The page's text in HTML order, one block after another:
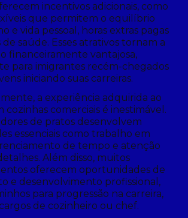
incentivos adicionais, como
que permitem o equilíbrio
e vida pessoal, horas extras pagas
saúde. Esses atrativos tornam a
financeiramente vantajosa,
para imigrantes recém-chegados
iniciando suas carreiras.
a experiência adquirida ao
cozinhas comerciais é inestimável.
de pratos desenvolvem
essenciais como trabalho em
de tempo e atenção
Além disso, muitos
oferecem oportunidades de
e desenvolvimento profissional,
para progressão na carreira,
de cozinheiro ou chef.